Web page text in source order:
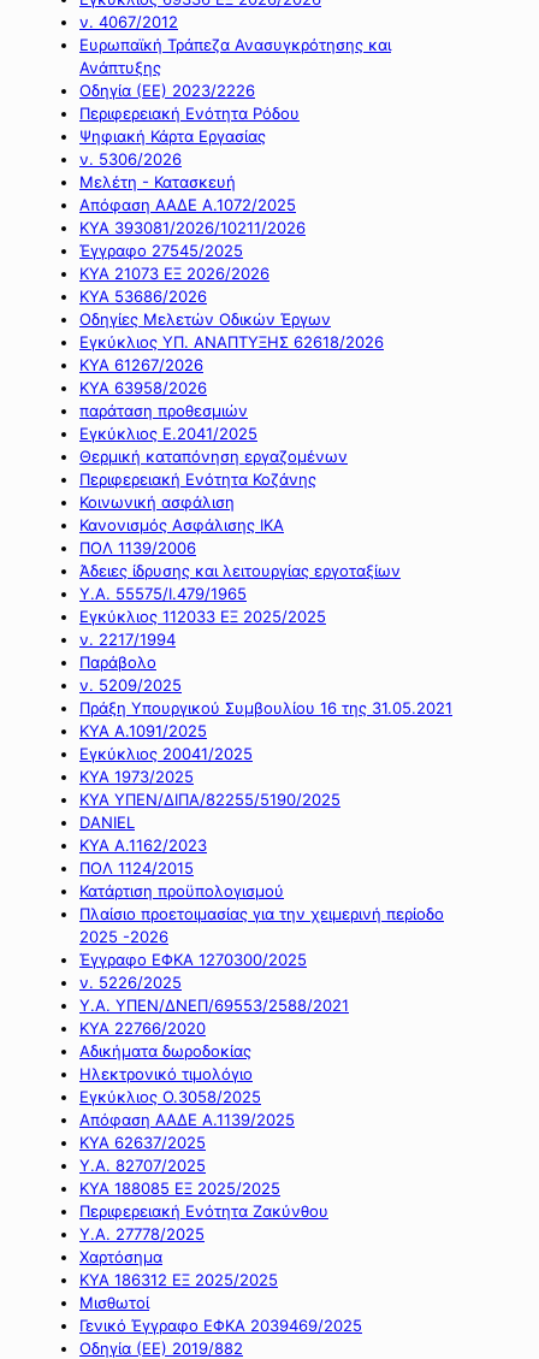
ν. 4067/2012
Ευρωπαϊκή Τράπεζα Ανασυγκρότησης και
Ανάπτυξης
Οδηγία (ΕΕ) 2023/2226
Περιφερειακή Ενότητα Ρόδου
Ψηφιακή Κάρτα Εργασίας
ν. 5306/2026
Μελέτη - Κατασκευή
Απόφαση ΑΑΔΕ Α.1072/2025
ΚΥΑ 393081/2026/10211/2026
Έγγραφο 27545/2025
ΚΥΑ 21073 ΕΞ 2026/2026
ΚΥΑ 53686/2026
Οδηγίες Μελετών Οδικών Έργων
Εγκύκλιος ΥΠ. ΑΝΑΠΤΥΞΗΣ 62618/2026
ΚΥΑ 61267/2026
ΚΥΑ 63958/2026
παράταση προθεσμιών
Εγκύκλιος Ε.2041/2025
Θερμική καταπόνηση εργαζομένων
Περιφερειακή Ενότητα Κοζάνης
Κοινωνική ασφάλιση
Κανονισμός Ασφάλισης ΙΚΑ
ΠΟΛ 1139/2006
Άδειες ίδρυσης και λειτουργίας εργοταξίων
Υ.Α. 55575/Ι.479/1965
Εγκύκλιος 112033 ΕΞ 2025/2025
ν. 2217/1994
Παράβολο
ν. 5209/2025
Πράξη Υπουργικού Συμβουλίου 16 της 31.05.2021
ΚΥΑ Α.1091/2025
Εγκύκλιος 20041/2025
ΚΥΑ 1973/2025
ΚΥΑ ΥΠΕΝ/ΔΙΠΑ/82255/5190/2025
DANIEL
ΚΥΑ Α.1162/2023
ΠΟΛ 1124/2015
Κατάρτιση προϋπολογισμού
Πλαίσιο προετοιμασίας για την χειμερινή περίοδο
2025 -2026
Έγγραφο ΕΦΚΑ 1270300/2025
ν. 5226/2025
Υ.Α. ΥΠΕΝ/ΔΝΕΠ/69553/2588/2021
ΚΥΑ 22766/2020
Αδικήματα δωροδοκίας
Ηλεκτρονικό τιμολόγιο
Εγκύκλιος Ο.3058/2025
Απόφαση ΑΑΔΕ Α.1139/2025
ΚΥΑ 62637/2025
Υ.Α. 82707/2025
ΚΥΑ 188085 ΕΞ 2025/2025
Περιφερειακή Ενότητα Ζακύνθου
Υ.Α. 27778/2025
Χαρτόσημα
ΚΥΑ 186312 ΕΞ 2025/2025
Μισθωτοί
Γενικό Έγγραφο ΕΦΚΑ 2039469/2025
Οδηγία (ΕΕ) 2019/882